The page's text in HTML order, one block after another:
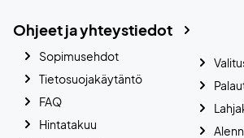
Ohjeet ja yhteystiedot
Sopimusehdot
Tietosuojakäytäntö
FAQ
Hintatakuu